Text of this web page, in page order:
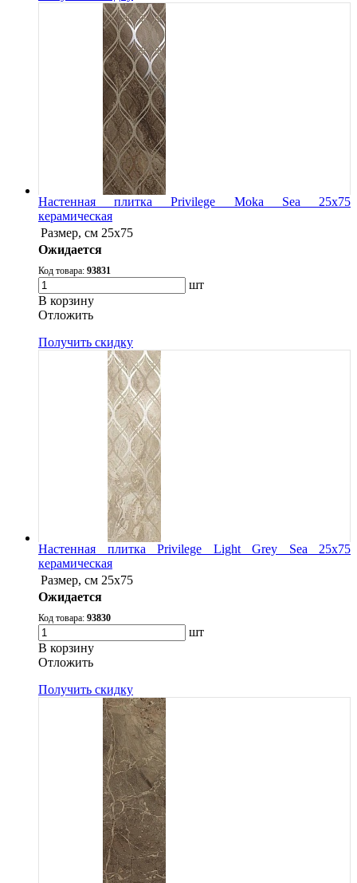
Настенная плитка Privilege Moka Sea 25x75
керамическая
Размер, см 25x75
Ожидается
Код товара: 93831
шт
В корзину
Oтложить
Получить скидку
Настенная плитка Privilege Light Grey Sea 25x75
керамическая
Размер, см 25x75
Ожидается
Код товара: 93830
шт
В корзину
Oтложить
Получить скидку